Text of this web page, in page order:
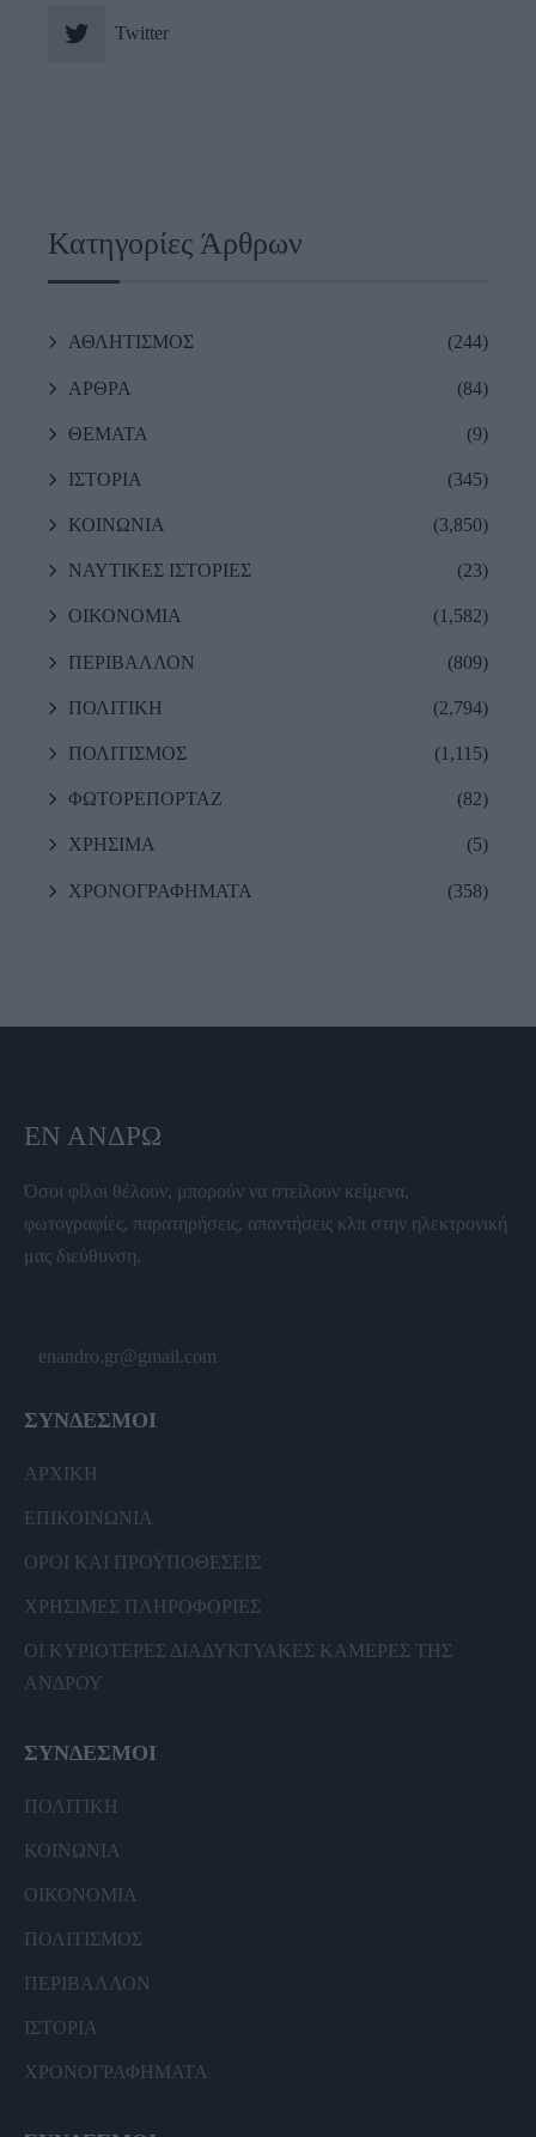
Twitter
Κατηγορίες Άρθρων
ΑΘΛΗΤΙΣΜΟΣ (244)
ΑΡΘΡΑ (84)
ΘΕΜΑΤΑ (9)
ΙΣΤΟΡΙΑ (345)
ΚΟΙΝΩΝΙΑ (3,850)
ΝΑΥΤΙΚΕΣ ΙΣΤΟΡΙΕΣ (23)
ΟΙΚΟΝΟΜΙΑ (1,582)
ΠΕΡΙΒΑΛΛΟΝ (809)
ΠΟΛΙΤΙΚΗ (2,794)
ΠΟΛΙΤΙΣΜΟΣ (1,115)
ΦΩΤΟΡΕΠΟΡΤΑΖ (82)
ΧΡΗΣΙΜΑ (5)
ΧΡΟΝΟΓΡΑΦΗΜΑΤΑ (358)
ΕΝ ΆΝΔΡΩ
Όσοι φίλοι θέλουν, μπορούν να στείλουν κείμενα,
φωτογραφίες, παρατηρήσεις, απαντήσεις κλπ στην ηλεκτρονική
μας διεύθυνση.
enandro.gr@gmail.com
ΣΥΝΔΕΣΜΟΙ
ΑΡΧΙΚΗ
ΕΠΙΚΟΙΝΩΝΙΑ
ΟΡΟΙ ΚΑΙ ΠΡΟΫΠΟΘΕΣΕΙΣ
ΧΡΗΣΙΜΕΣ ΠΛΗΡΟΦΟΡΙΕΣ
ΟΙ ΚΥΡΙΟΤΕΡΕΣ ΔΙΑΔΥΚΤΥΑΚΕΣ ΚΑΜΕΡΕΣ ΤΗΣ
ΑΝΔΡΟΥ
ΣΥΝΔΕΣΜΟΙ
ΠΟΛΙΤΙΚΗ
ΚΟΙΝΩΝΙΑ
ΟΙΚΟΝΟΜΙΑ
ΠΟΛΙΤΙΣΜΟΣ
ΠΕΡΙΒΑΛΛΟΝ
ΙΣΤΟΡΙΑ
ΧΡΟΝΟΓΡΑΦΗΜΑΤΑ